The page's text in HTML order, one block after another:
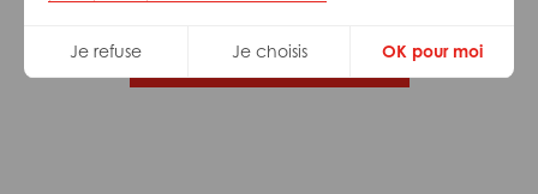
Je refuse Je choisis OK pour moi
Trouvez votre job Adéquat !